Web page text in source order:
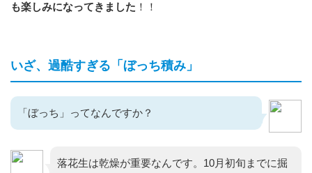
も楽しみになってきました ！！
いざ、過酷すぎる「ぼっち積み」
「ぼっち」ってなんですか？
落花生は乾燥が重要なんです。10月初旬までに掘